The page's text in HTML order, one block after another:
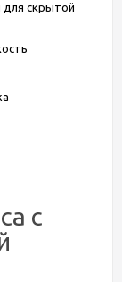
для скрытой
с